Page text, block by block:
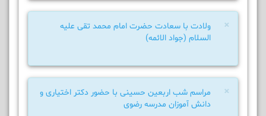
×
ولادت با سعادت حضرت امام محمد تقی علیه
السلام (جواد الائمه)
×
مراسم شب اربعین حسینی با حضور دکتر اختیاری و
دانش آموزان مدرسه رضوی